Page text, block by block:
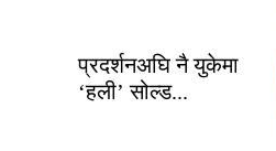
प्रदर्शनअघि नै युकेमा
‘हली’ सोल्ड...